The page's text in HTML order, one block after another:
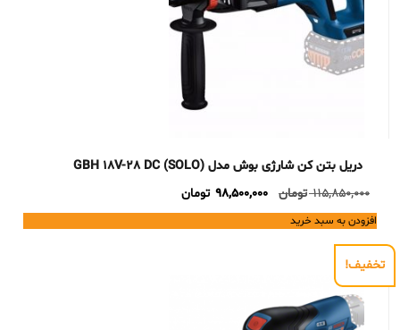
دریل بتن کن شارژی بوش مدل GBH 18V-28 DC (SOLO)
115,850,000 تومان
Original
price
was:
98,500,000 تومانCurrent
price
is:
افزودن به سبد خرید
تخفیف!